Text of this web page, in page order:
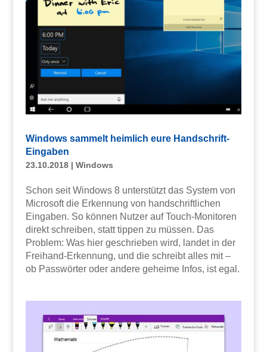
Windows sammelt heimlich eure Handschrift-
Eingaben
23.10.2018| Windows
Schon seit Windows 8 unterstützt das System von
Microsoft die Erkennung von handschriftlichen
Eingaben. So können Nutzer auf Touch-Monitoren
direkt schreiben, statt tippen zu müssen. Das
Problem: Was hier geschrieben wird, landet in der
Freihand-Erkennung, und die schreibt alles mit –
ob Passwörter oder andere geheime Infos, ist egal.